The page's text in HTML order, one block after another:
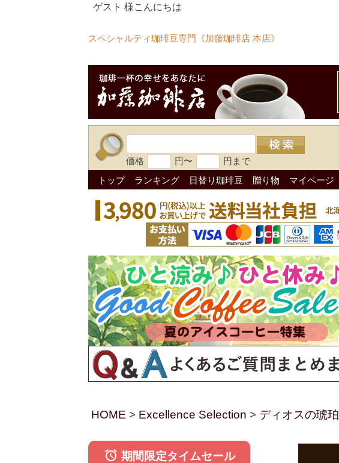
ゲスト 様こんにちは
スペシャルティ珈琲豆専門《加藤珈琲店 本店》
価格 円〜 円まで
トップ ランキング 日替り珈琲豆 贈り物 マイページ
HOME Excellence Selection ディオスの琥珀
alarm 期間限定タイムセール